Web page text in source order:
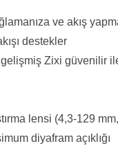
ve akış
destekler
Zixi güvenilir
lensi (4,3-129
diyafram açıklığı